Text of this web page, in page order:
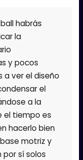
habrás
la
y pocos
a ver el diseño
el
a la
el tiempo es
hacerlo bien
motriz y
sí solos